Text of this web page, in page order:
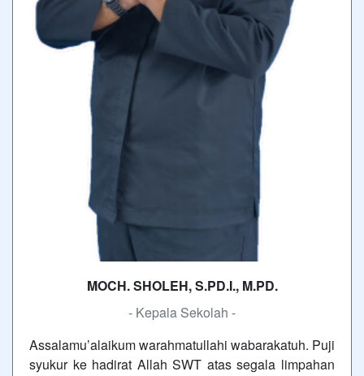
MOCH. SHOLEH, S.PD.I., M.PD.
- Kepala Sekolah -
Assalamu’alaikum warahmatullahi wabarakatuh. Puji
syukur ke hadirat Allah SWT atas segala limpahan